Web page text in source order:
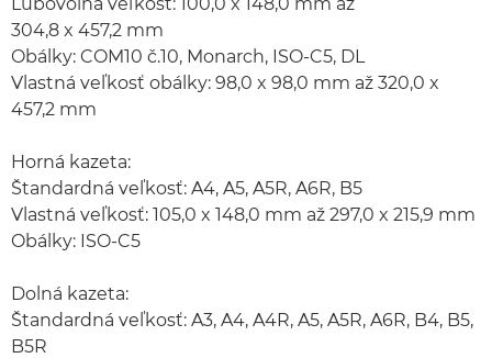
304,8 x 457,2 mm
Obálky: COM10 č.10, Monarch, ISO-C5, DL
Vlastná veľkosť obálky: 98,0 x 98,0 mm až 320,0 x
457,2 mm
Horná kazeta:
Štandardná veľkosť: A4, A5, A5R, A6R, B5
Vlastná veľkosť: 105,0 x 148,0 mm až 297,0 x 215,9 mm
Obálky: ISO-C5
Dolná kazeta:
Štandardná veľkosť: A3, A4, A4R, A5, A5R, A6R, B4, B5,
B5R